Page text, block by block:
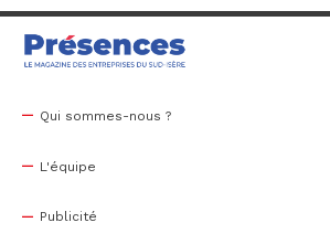
Qui sommes-nous ?
L'équipe
Publicité